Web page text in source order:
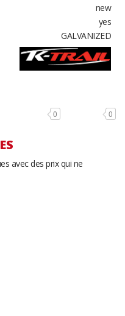
new
yes
GALVANIZED
0 0
avec des prix qui ne